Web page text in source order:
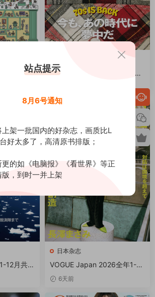
12月共2
Lightning 2026全年1-12月共
12月共1
日本杂志
VOGUE Japan 2026全年1-12
月共12期 PDF
6天前
站点提示
8月6号通知
架一批国内的好杂志，画质比L
好太多了，高清原书排版；
的如《电脑报》《看世界》等正
，到时一并上架